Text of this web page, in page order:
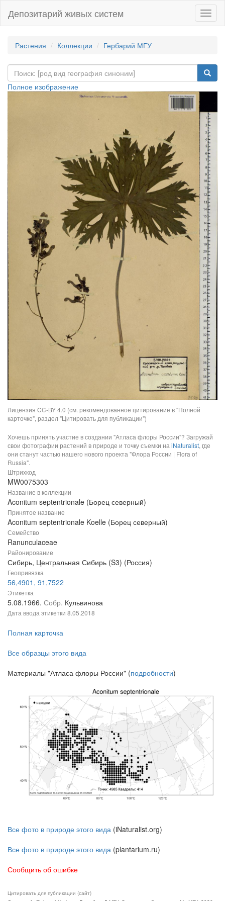
Депозитарий живых систем
Растения Коллекции Гербарий МГУ
Полное изображение
Лицензия CC-BY 4.0 (см. рекомендованное цитирование в "Полной
карточке", раздел "Цитировать для публикации")
Хочешь принять участие в создании "Атласа флоры России"? Загружай
свои фотографии растений в природе и точку съемки на iNaturalist, где
они станут частью нашего нового проекта "Флора России | Flora of
Russia".
Штрихкод
MW0075303
Название в коллекции
Aconitum septentrionale (Борец северный)
Принятое название
Aconitum septentrionale Koelle (Борец северный)
Семейство
Ranunculaceae
Районирование
Сибирь, Центральная Сибирь (S3) (Россия)
Геопривязка
56,4901, 91,7522
Этикетка
5.08.1966. Собр. Кульвинова
Дата ввода этикетки 8.05.2018
Полная карточка
Все образцы этого вида
Материалы "Атласа флоры России" (подробности)
Все фото в природе этого вида (iNaturalist.org)
Все фото в природе этого вида (plantarium.ru)
Сообщить об ошибке
Цитировать для публикации (сайт)